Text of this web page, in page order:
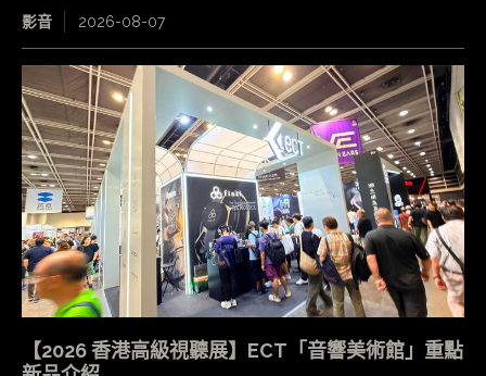
影音 2026-08-07
【2026 香港高級視聽展】ECT「音響美術館」重點